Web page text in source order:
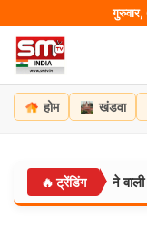
content
होम खंडवा
🔥 ट्रेंडिंग
सुखाने वाली मरम्मत पर